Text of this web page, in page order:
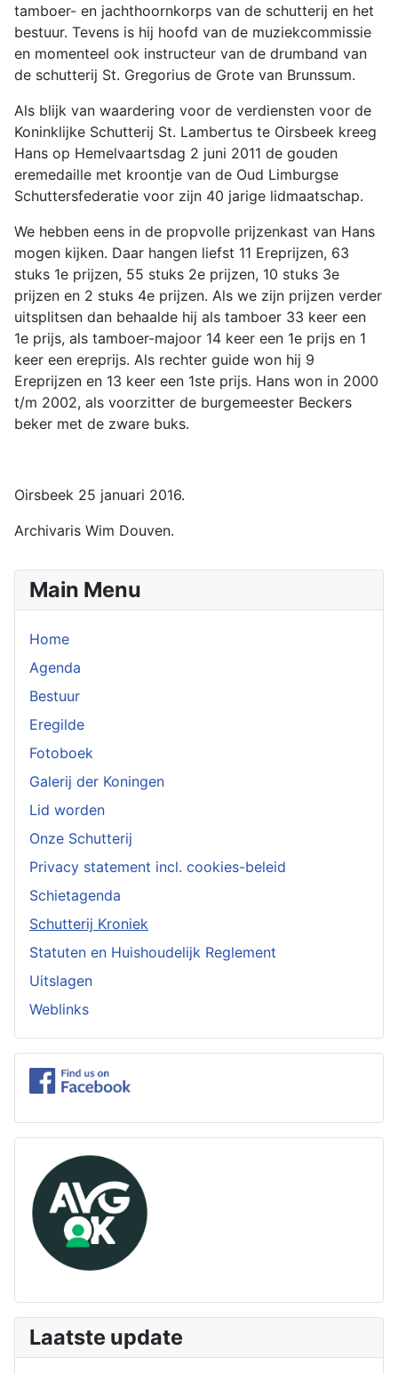
Main Menu
Home
Agenda
Bestuur
Eregilde
Fotoboek
Galerij der Koningen
Lid worden
Onze Schutterij
Privacy statement incl. cookies-beleid
Schietagenda
Schutterij Kroniek
Statuten en Huishoudelijk Reglement
Uitslagen
Weblinks
Laatste update
tamboer- en jachthoornkorps van de schutterij en het
bestuur. Tevens is hij hoofd van de muziekcommissie
en momenteel ook instructeur van de drumband van
de schutterij St. Gregorius de Grote van Brunssum.
Als blijk van waardering voor de verdiensten voor de
Koninklijke Schutterij St. Lambertus te Oirsbeek kreeg
Hans op Hemelvaartsdag 2 juni 2011 de gouden
eremedaille met kroontje van de Oud Limburgse
Schuttersfederatie voor zijn 40 jarige lidmaatschap.
We hebben eens in de propvolle prijzenkast van Hans
mogen kijken. Daar hangen liefst 11 Ereprijzen, 63
stuks 1e prijzen, 55 stuks 2e prijzen, 10 stuks 3e
prijzen en 2 stuks 4e prijzen. Als we zijn prijzen verder
uitsplitsen dan behaalde hij als tamboer 33 keer een
1e prijs, als tamboer-majoor 14 keer een 1e prijs en 1
keer een ereprijs. Als rechter guide won hij 9
Ereprijzen en 13 keer een 1ste prijs. Hans won in 2000
t/m 2002, als voorzitter de burgemeester Beckers
beker met de zware buks.
Oirsbeek 25 januari 2016.
Archivaris Wim Douven.